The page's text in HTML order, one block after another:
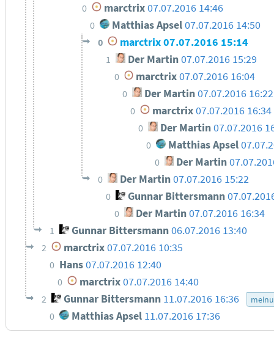
0 marctrix 07.07.2016 14:46
0 Matthias Apsel07.07.2016 14:50
0 marctrix07.07.2016 15:14
1 Der Martin07.07.2016 15:29
0 marctrix07.07.2016 16:04
0 Der Martin 07.07.2016 16:22
0 marctrix07.07.2016 16:34
0 Der Martin07.07.2016
0 Matthias Apsel
0 Der Martin
0 Der Martin07.07.2016 15:22
0 Gunnar Bittersmann
0 Der Martin07.07.2016 16:34
1 Gunnar Bittersmann06.07.2016 13:40
2 marctrix 07.07.2016 10:35
0 Hans07.07.2016 12:40
0 marctrix07.07.2016 14:40
2 Gunnar Bittersmann 11.07.2016 16:36
0 Matthias Apsel 11.07.2016 17:36